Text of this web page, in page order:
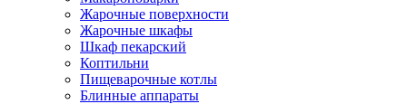
Жарочные поверхности
Жарочные шкафы
Шкаф пекарский
Коптильни
Пищеварочные котлы
Блинные аппараты